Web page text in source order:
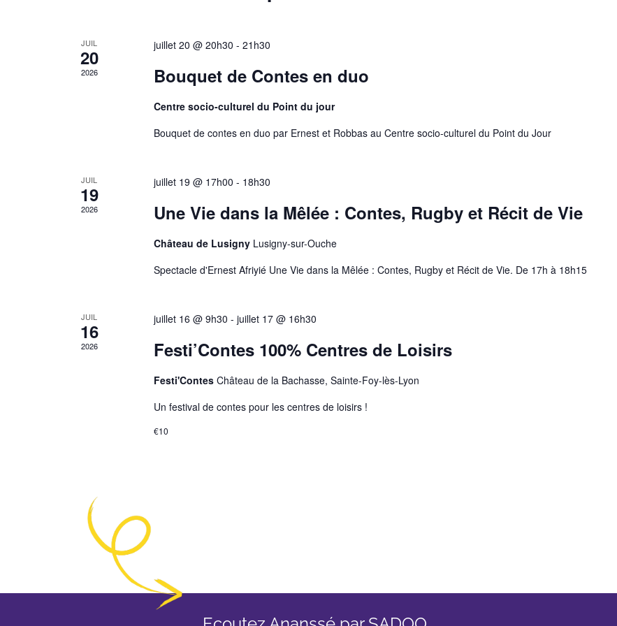
Évènements
JUIL
20
2026
juillet 20 @ 20h30 - 21h30
Bouquet de Contes en duo
Centre socio-culturel du Point du jour
Bouquet de contes en duo par Ernest et Robbas au Centre socio-culturel du Point du Jour
JUIL
19
2026
juillet 19 @ 17h00 - 18h30
Une Vie dans la Mêlée : Contes, Rugby et Récit de Vie
Château de Lusigny Lusigny-sur-Ouche
Spectacle d'Ernest Afriyié Une Vie dans la Mêlée : Contes, Rugby et Récit de Vie. De 17h à 18h15
JUIL
16
2026
juillet 16 @ 9h30 - juillet 17 @ 16h30
Festi’Contes 100% Centres de Loisirs
Festi'Contes Château de la Bachasse, Sainte-Foy-lès-Lyon
Un festival de contes pour les centres de loisirs !
€10